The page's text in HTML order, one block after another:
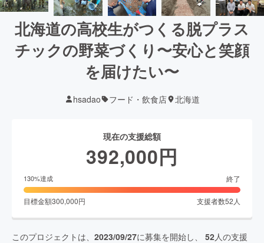
北海道の高校生がつくる脱プラス
チックの野菜づくり〜安心と笑顔
を届けたい〜
hsadao フード・飲食店 北海道
現在の支援総額
392,000円
130%達成 終了
目標金額300,000円 支援者数52 人
このプロジェクトは、 2023/09/27に募集を開始し、 52人の支援